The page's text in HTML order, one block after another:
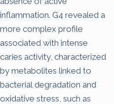
inflammation. G4 revealed a
more complex profile
associated with intense
caries activity, characterized
by metabolites linked to
bacterial degradation and
oxidative stress, such as